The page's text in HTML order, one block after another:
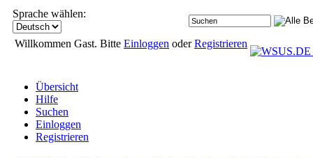
Sprache wählen:
Willkommen Gast. Bitte Einloggen oderRegistrieren
Übersicht
Hilfe
Suchen
Einloggen
Registrieren